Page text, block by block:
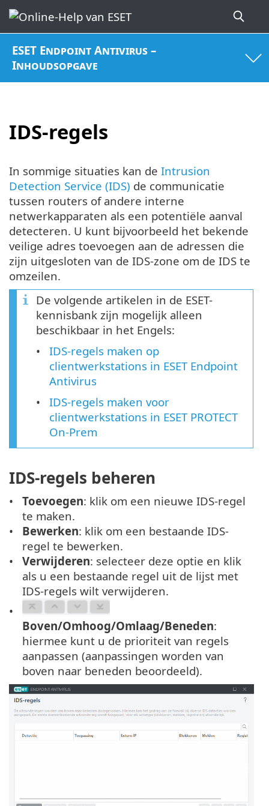
ESET Endpoint Antivirus –
Inhoudsopgave
IDS-regels
In sommige situaties kan de Intrusion
Detection Service (IDS) de communicatie
tussen routers of andere interne
netwerkapparaten als een potentiële aanval
detecteren. U kunt bijvoorbeeld het bekende
veilige adres toevoegen aan de adressen die
zijn uitgesloten van de IDS-zone om de IDS te
omzeilen.
De volgende artikelen in de ESET-
kennisbank zijn mogelijk alleen
beschikbaar in het Engels:
IDS-regels maken op
clientwerkstations in ESET Endpoint
Antivirus
IDS-regels maken voor
clientwerkstations in ESET PROTECT
On-Prem
IDS-regels beheren
Toevoegen: klik om een nieuwe IDS-regel
te maken.
Bewerken: klik om een bestaande IDS-
regel te bewerken.
Verwijderen: selecteer deze optie en klik
als u een bestaande regel uit de lijst met
IDS-regels wilt verwijderen.
Boven/Omhoog/Omlaag/Beneden:
hiermee kunt u de prioriteit van regels
aanpassen (aanpassingen worden van
boven naar beneden beoordeeld).